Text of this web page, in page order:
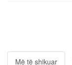
Më të shikuar